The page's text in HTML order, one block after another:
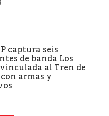
captura seis
de banda Los
al Tren de
armas y